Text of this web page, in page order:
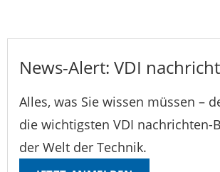
News-Alert: VDI
Alles, was Sie wissen müssen –
die wichtigsten VDI nachrichten-
der Welt der Technik.